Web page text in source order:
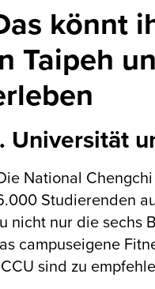
könnt
Taipeh
Universität
National
Studierenden
nicht nur die sechs
campuseigene
sind zu